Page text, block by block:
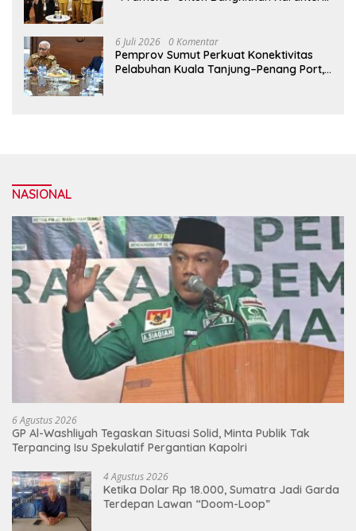
6 Juli 2026 0 Komentar
Pemprov Sumut Perkuat Konektivitas
Pelabuhan Kuala Tanjung–Penang Port,
NASIONAL
6 Agustus 2026
GP Al-Washliyah Tegaskan Situasi Solid, Minta Publik Tak
Terpancing Isu Spekulatif Pergantian Kapolri
4 Agustus 2026
Ketika Dolar Rp 18.000, Sumatra Jadi Garda
Terdepan Lawan “Doom-Loop”